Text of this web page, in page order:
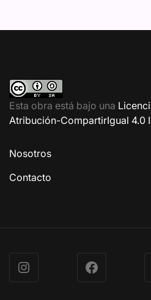
Esta obra está bajo una
Atribución-CompartirIgual 4.0
Nosotros
Contacto
Instagram Facebook